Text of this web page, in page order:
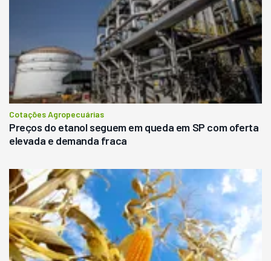
Cotações Agropecuárias
Preços do etanol seguem em queda em SP com oferta
elevada e demanda fraca